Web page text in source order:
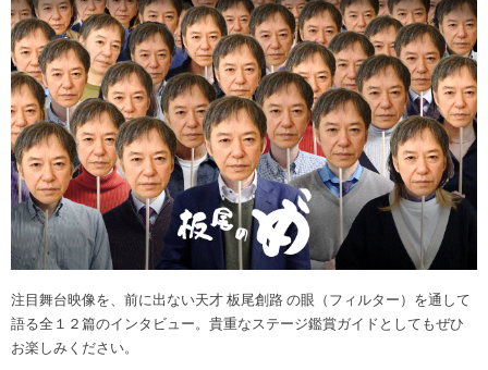
注目舞台映像を、前に出ない天才 板尾創路 の眼（フィルター）を通して
語る全１２篇のインタビュー。貴重なステージ鑑賞ガイドとしてもぜひ
お楽しみください。